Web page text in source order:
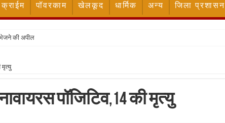
क्राईम पॉवरकाम खेलकूद धार्मिक अन्य जिला प्रशासन
की अपील
मृत्यु
पॉजिटिव,14 की मृत्यु